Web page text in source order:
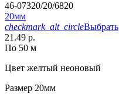
46-07320/20/6820
20мм
checkmark_alt_circleВыбрать
21.49 р.
По 50 м
Цвет желтый неоновый
Размер 20мм